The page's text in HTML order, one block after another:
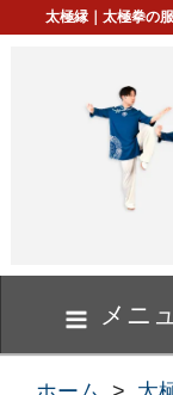
太極縁｜太極拳の
メニ